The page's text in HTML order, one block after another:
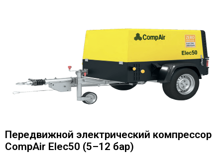
Передвижной электрический компрессор
CompAir Elec50 (5–12 бар)